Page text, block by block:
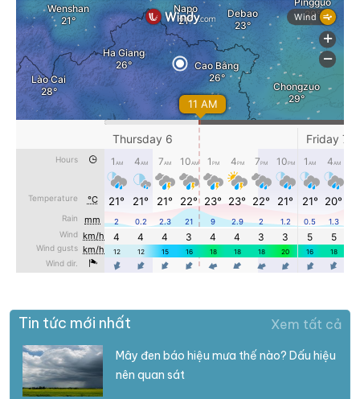
Tin tức mới nhất Xem tất cả
Mây đen báo hiệu mưa thế nào? Dấu hiệu
nên quan sát